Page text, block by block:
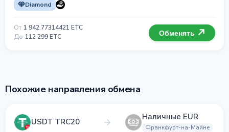
Diamond
От 1 942.77314421 ETC
До 112 299 ETC Обменять
Похожие направления обмена
USDT TRC20 Наличные EUR
Франкфурт-на-Майне